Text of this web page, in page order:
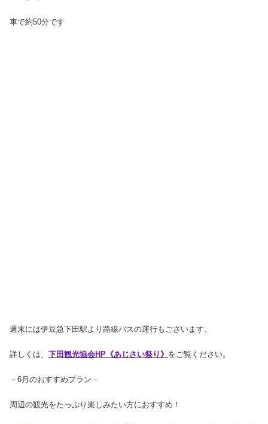
車で約50分です
週末には伊豆急下田駅より路線バスの運行もございます。
詳しくは、 下田観光協会HP《あじさい祭り》 をご覧ください。
－6月のおすすめプラン－
周辺の観光をたっぷり楽しみたい方におすすめ！